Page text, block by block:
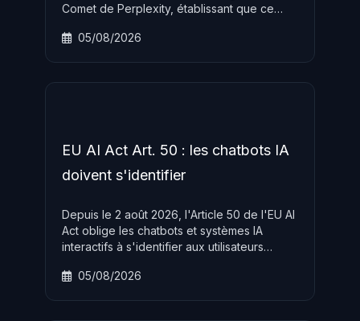
Comet de Perplexity, établissant que ce
développeurs d'agents IA, qui accèdent
05/08/2026
EU AI Act Art. 50 : les chatbots IA
doivent s'identifier
Depuis le 2 août 2026, l'Article 50 de l'EU AI
Act oblige les chatbots et systèmes IA
interactifs à s'identifier aux utilisateurs
jusqu'à 15 millions d'euros ou 3 % du chiffre
05/08/2026